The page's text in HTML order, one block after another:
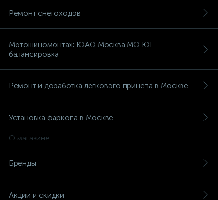
Ремонт снегоходов
Мотошиномонтаж ЮАО Москва МО ЮГ
балансировка
Ремонт и доработка легкового прицепа в Москве
Установка фаркопа в Москве
О магазине
Бренды
Акции и скидки